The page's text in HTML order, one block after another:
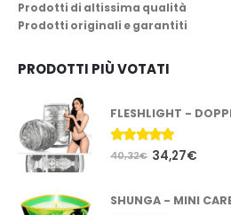
Prodotti di altissima qualità
Prodotti originali e garantiti
PRODOTTI PIÙ VOTATI
5.00Su 5
40,32€ 34,27€